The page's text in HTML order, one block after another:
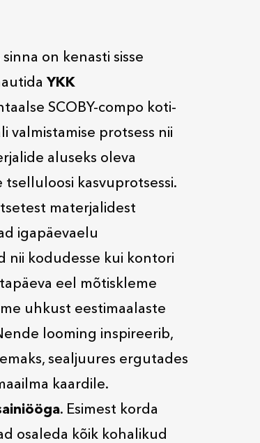
on kenasti sisse
YKK
SCOBY-compo koti-
valmistamise protsess nii
aluseks oleva
kasvuprotsessi.
materjalidest
igapäevaelu
nii kodudesse kui kontori
eel mõtiskleme
uhkust eestimaalaste
looming inspireerib,
sealjuures ergutades
kaardile.
. Esimest korda
osaleda kõik kohalikud